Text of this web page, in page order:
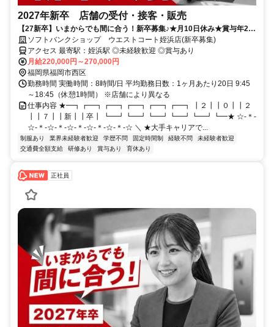
2027年新卒 店舗の受付・接客・販売
【27新卒】いまからでも間に合う！新卒募集♪★月10日休み★賞与年2
回！充実の研修制度でフォローもバッチリ◎
ソフトバンクショップ ウエストコート姪浜店(新卒募集)
アクセス 最寄駅：姪浜駅 ◎未経験歓迎 ◎賞与あり
月給220,000円～270,000円
福岡県福岡市西区
勤務時間 実働時間：8時間/日 平均勤務日数：1ヶ月あたり20日 9:45
～18:45（休憩1時間） ※店舗により異なる
仕事内容 ★━┓┏━┓┏━┓┏━┓┏━┓┏━┓ ┃２┃┃０┃┃２
┃┃７┃┃新┃┃卒┃ ┗━┛┗━┛┗━┛┗━┛┗━┛┗━★ ☆-＊-
☆-＊-☆-＊-☆-＊-☆-＊-☆-＊-☆ ＼ ★大手キャリアで...
制服あり 業界未経験者歓迎 学歴不問 固定時間制 経験不問
未経験者歓迎
交通費全額支給
研修あり 賞与あり 育休あり
正社員